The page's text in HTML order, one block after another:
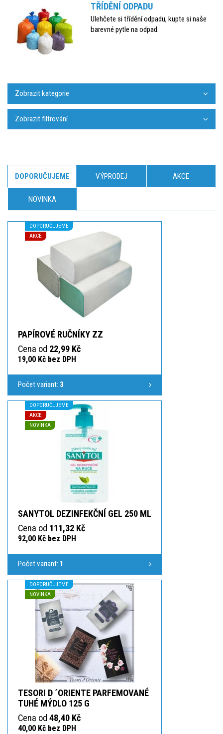
TŘÍDĚNÍ ODPADU
Ulehčete si třídění odpadu, kupte si naše
barevné pytle na odpad.
Zobrazit kategorie
Zobrazit filtrování
DOPORUČUJEME VÝPRODEJ AKCE
NOVINKA
DOPORUČUJEME
AKCE
PAPÍROVÉ RUČNÍKY ZZ
Cena od 22,99 Kč
19,00 Kč bez DPH
Počet variant: 3
DOPORUČUJEME
AKCE
NOVINKA
SANYTOL DEZINFEKČNÍ GEL 250 ML
Cena od 111,32 Kč
92,00 Kč bez DPH
Počet variant: 1
DOPORUČUJEME
NOVINKA
TESORI D ´ORIENTE PARFEMOVANÉ
TUHÉ MÝDLO 125 G
Cena od 48,40 Kč
40,00 Kč bez DPH